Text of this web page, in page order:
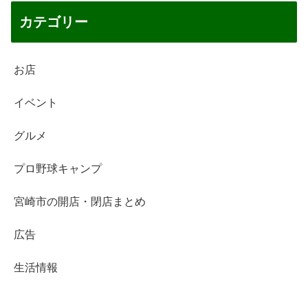
カテゴリー
お店
イベント
グルメ
プロ野球キャンプ
宮崎市の開店・閉店まとめ
広告
生活情報